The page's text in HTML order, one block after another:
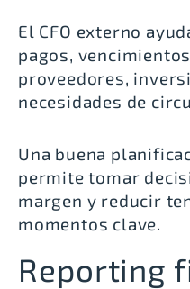
El CFO externo
pagos,
proveedores,
necesidades de
Una buena
permite tomar
margen y reducir
momentos clave.
Reporting